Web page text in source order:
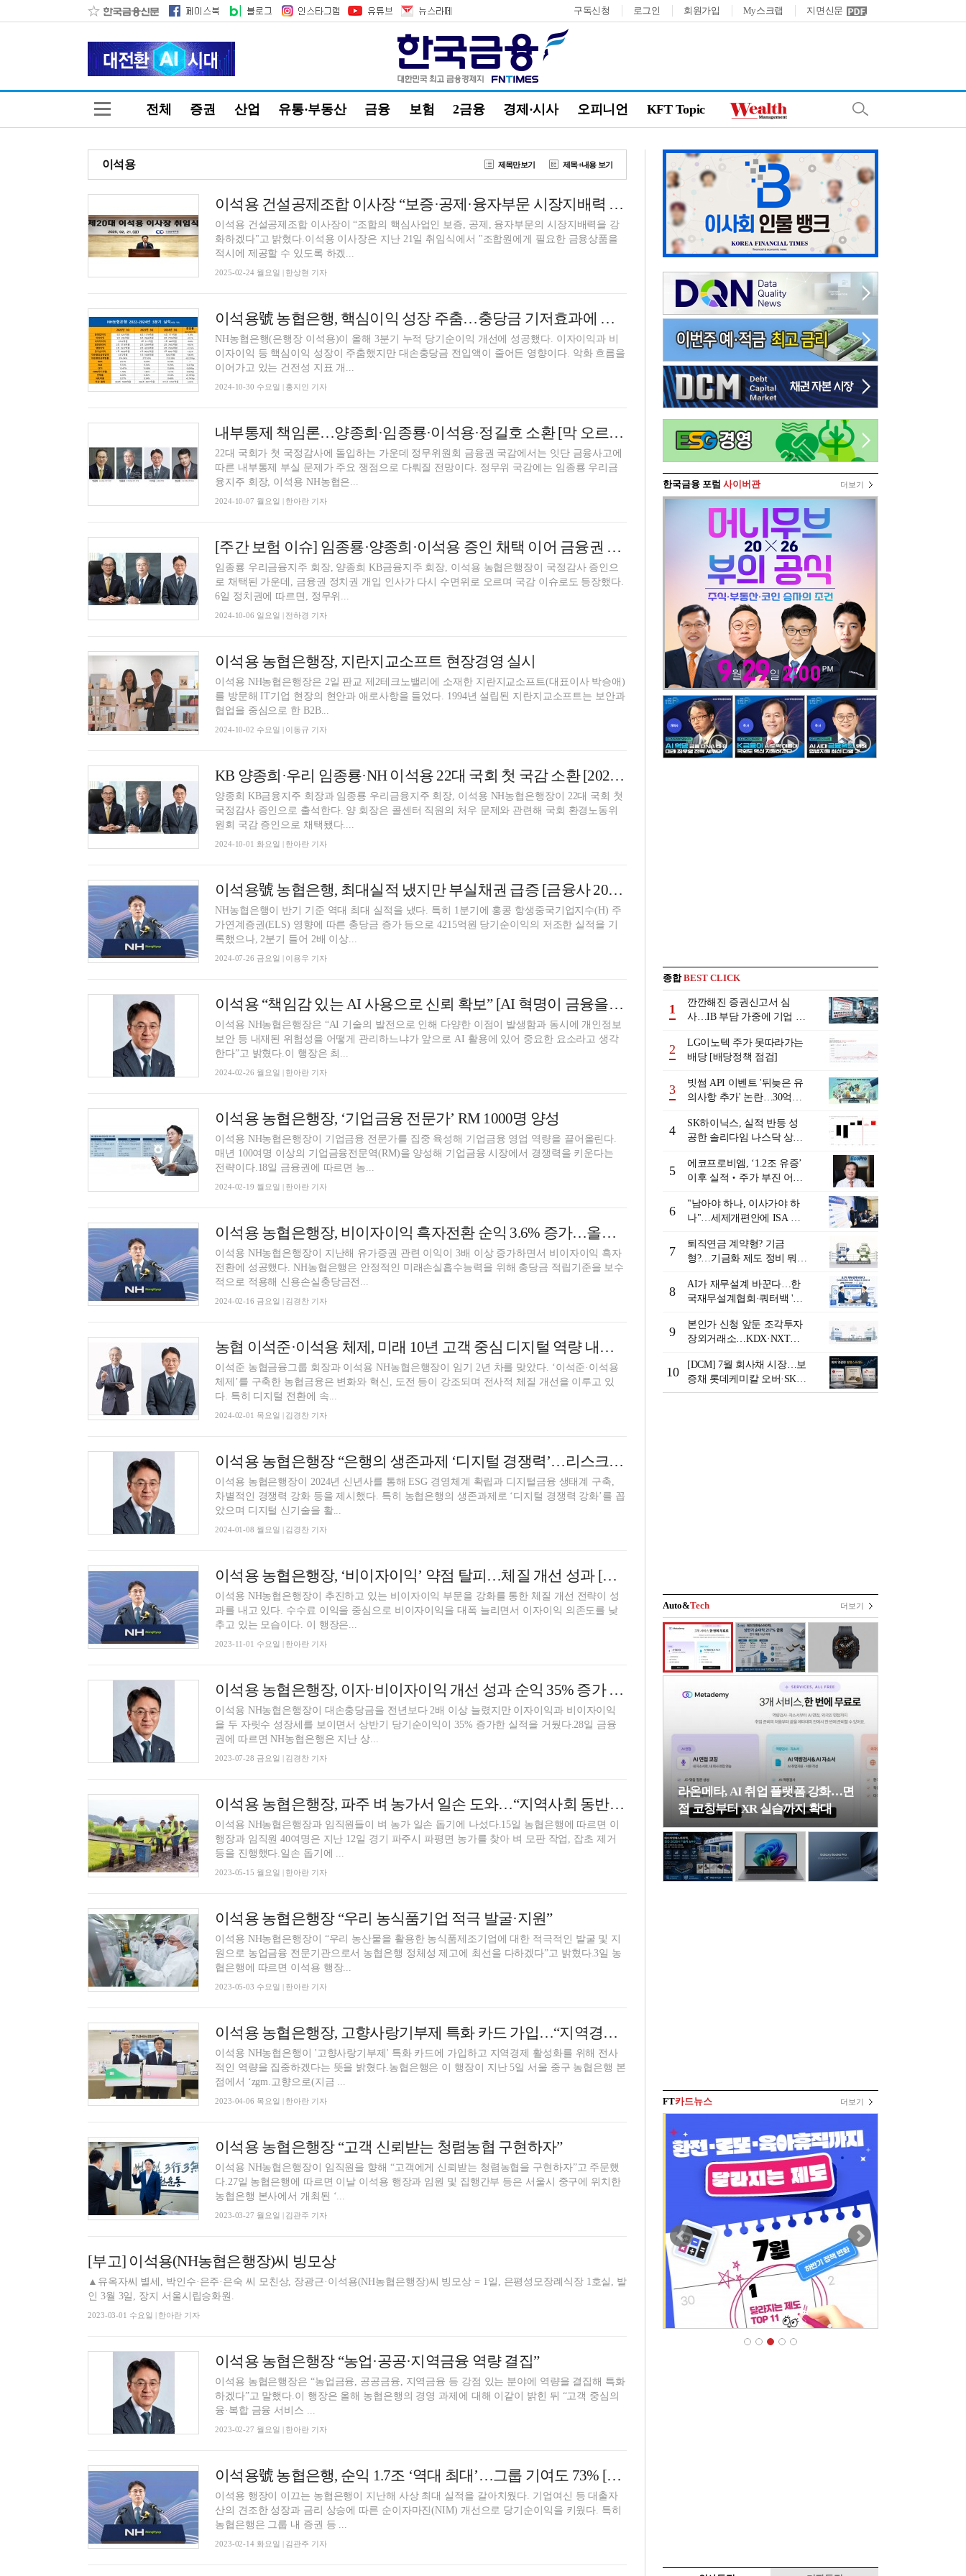
구독신청 로그인 회원가입 My스크랩 지면신문
전체 증권 산업 유통·부동산 금융 보험 2금융 경제·시사 오피니언 KFT Topic
이석용 제목만보기 제목+내용 보기
이석용 건설공제조합 이사장 “보증·공제·융자부문 시장지배력 강화할 것”
이석용 건설공제조합 이사장이 “조합의 핵심사업인 보증, 공제, 융자부문의 시장지배력을 강
화하겠다"고 밝혔다.이석용 이사장은 지난 21일 취임식에서 "조합원에게 필요한 금융상품을
적시에 제공할 수 있도록 하겠...
2025-02-24 월요일 | 한상현 기자
이석용號 농협은행, 핵심이익 성장 주춤…충당금 기저효과에 순익 방어 성공 [금융사 2024 3분기 실적]
NH농협은행(은행장 이석용)이 올해 3분기 누적 당기순이익 개선에 성공했다. 이자이익과 비
이자이익 등 핵심이익 성장이 주춤했지만 대손충당금 전입액이 줄어든 영향이다. 악화 흐름을
이어가고 있는 건전성 지표 개...
2024-10-30 수요일 | 홍지인 기자
내부통제 책임론…양종희·임종룡·이석용·정길호 소환 [막 오르는 2024 국감]
22대 국회가 첫 국정감사에 돌입하는 가운데 정무위원회 금융권 국감에서는 잇단 금융사고에
따른 내부통제 부실 문제가 주요 쟁점으로 다뤄질 전망이다. 정무위 국감에는 임종룡 우리금
융지주 회장, 이석용 NH농협은...
2024-10-07 월요일 | 한아란 기자
[주간 보험 이슈] 임종룡·양종희·이석용 증인 채택 이어 금융권 낙하산 인사 국감 이슈되나 外
임종룡 우리금융지주 회장, 양종희 KB금융지주 회장, 이석용 농협은행장이 국정감사 증인으
로 채택된 가운데, 금융권 정치권 개입 인사가 다시 수면위로 오르며 국감 이슈로도 등장했다.
6일 정치권에 따르면, 정무위...
2024-10-06 일요일 | 전하경 기자
이석용 농협은행장, 지란지교소프트 현장경영 실시
이석용 NH농협은행장은 2일 판교 제2테크노밸리에 소재한 지란지교소프트(대표이사 박승애)
를 방문해 IT기업 현장의 현안과 애로사항을 들었다. 1994년 설립된 지란지교소프트는 보안과
협업을 중심으로 한 B2B...
2024-10-02 수요일 | 이동규 기자
KB 양종희·우리 임종룡·NH 이석용 22대 국회 첫 국감 소환 [2024 국감]
양종희 KB금융지주 회장과 임종룡 우리금융지주 회장, 이석용 NH농협은행장이 22대 국회 첫
국정감사 증인으로 출석한다. 양 회장은 콜센터 직원의 처우 문제와 관련해 국회 환경노동위
원회 국감 증인으로 채택됐다....
2024-10-01 화요일 | 한아란 기자
이석용號 농협은행, 최대실적 냈지만 부실채권 급증 [금융사 2024 상반기 실적]
NH농협은행이 반기 기준 역대 최대 실적을 냈다. 특히 1분기에 홍콩 항생중국기업지수(H) 주
가연계증권(ELS) 영향에 따른 충당금 증가 등으로 4215억원 당기순이익의 저조한 실적을 기
록했으나, 2분기 들어 2배 이상...
2024-07-26 금요일 | 이용우 기자
이석용 “책임감 있는 AI 사용으로 신뢰 확보” [AI 혁명이 금융을 바꾼다]
이석용 NH농협은행장은 “AI 기술의 발전으로 인해 다양한 이점이 발생함과 동시에 개인정보
보안 등 내재된 위험성을 어떻게 관리하느냐가 앞으로 AI 활용에 있어 중요한 요소라고 생각
한다”고 밝혔다.이 행장은 최...
2024-02-26 월요일 | 한아란 기자
이석용 농협은행장, ‘기업금융 전문가’ RM 1000명 양성
이석용 NH농협은행장이 기업금융 전문가를 집중 육성해 기업금융 영업 역량을 끌어올린다.
매년 100여명 이상의 기업금융전문역(RM)을 양성해 기업금융 시장에서 경쟁력을 키운다는
전략이다.18일 금융권에 따르면 농...
2024-02-19 월요일 | 한아란 기자
이석용 농협은행장, 비이자이익 흑자전환 순익 3.6% 증가…올해 디지털 강화 총력 [금융사 2023 실적]
이석용 NH농협은행장이 지난해 유가증권 관련 이익이 3배 이상 증가하면서 비이자이익 흑자
전환에 성공했다. NH농협은행은 안정적인 미래손실흡수능력을 위해 충당금 적립기준을 보수
적으로 적용해 신용손실충당금전...
2024-02-16 금요일 | 김경찬 기자
농협 이석준·이석용 체제, 미래 10년 고객 중심 디지털 역량 내재화 첫걸음
이석준 농협금융그룹 회장과 이석용 NH농협은행장이 임기 2년 차를 맞았다. ‘이석준·이석용
체제’를 구축한 농협금융은 변화와 혁신, 도전 등이 강조되며 전사적 체질 개선을 이루고 있
다. 특히 디지털 전환에 속...
2024-02-01 목요일 | 김경찬 기자
이석용 농협은행장 “은행의 생존과제 ‘디지털 경쟁력’…리스크관리 선제적 강화해야” [2024 신년사]
이석용 농협은행장이 2024년 신년사를 통해 ESG 경영체계 확립과 디지털금융 생태계 구축,
차별적인 경쟁력 강화 등을 제시했다. 특히 농협은행의 생존과제로 ‘디지털 경쟁력 강화’를 꼽
았으며 디지털 신기술을 활...
2024-01-08 월요일 | 김경찬 기자
이석용 농협은행장, ‘비이자이익’ 약점 탈피…체질 개선 성과 [금융사 2023 3분기 실적]
이석용 NH농협은행장이 추진하고 있는 비이자이익 부문을 강화를 통한 체질 개선 전략이 성
과를 내고 있다. 수수료 이익을 중심으로 비이자이익을 대폭 늘리면서 이자이익 의존도를 낮
추고 있는 모습이다. 이 행장은...
2023-11-01 수요일 | 한아란 기자
이석용 농협은행장, 이자·비이자이익 개선 성과 순익 35% 증가 [금융사 2023 상반기 경영실적]
이석용 NH농협은행장이 대손충당금을 전년보다 2배 이상 늘렸지만 이자이익과 비이자이익
을 두 자릿수 성장세를 보이면서 상반기 당기순이익이 35% 증가한 실적을 거뒀다.28일 금융
권에 따르면 NH농협은행은 지난 상...
2023-07-28 금요일 | 김경찬 기자
이석용 농협은행장, 파주 벼 농가서 일손 도와…“지역사회 동반자 역할”
이석용 NH농협은행장과 임직원들이 벼 농가 일손 돕기에 나섰다.15일 농협은행에 따르면 이
행장과 임직원 40여명은 지난 12일 경기 파주시 파평면 농가를 찾아 벼 모판 작업, 잡초 제거
등을 진행했다.일손 돕기에 ...
2023-05-15 월요일 | 한아란 기자
이석용 농협은행장 “우리 농식품기업 적극 발굴·지원”
이석용 NH농협은행장이 “우리 농산물을 활용한 농식품제조기업에 대한 적극적인 발굴 및 지
원으로 농업금융 전문기관으로서 농협은행 정체성 제고에 최선을 다하겠다”고 밝혔다.3일 농
협은행에 따르면 이석용 행장...
2023-05-03 수요일 | 한아란 기자
이석용 농협은행장, 고향사랑기부제 특화 카드 가입…“지역경제 활성화”
이석용 NH농협은행이 '고향사랑기부제' 특화 카드에 가입하고 지역경제 활성화를 위해 전사
적인 역량을 집중하겠다는 뜻을 밝혔다.농협은행은 이 행장이 지난 5일 서울 중구 농협은행 본
점에서 ‘zgm.고향으로(지금 ...
2023-04-06 목요일 | 한아란 기자
이석용 농협은행장 “고객 신뢰받는 청렴농협 구현하자”
이석용 NH농협은행장이 임직원을 향해 “고객에게 신뢰받는 청렴농협을 구현하자”고 주문했
다.27일 농협은행에 따르면 이날 이석용 행장과 임원 및 집행간부 등은 서울시 중구에 위치한
농협은행 본사에서 개최된 ‘...
2023-03-27 월요일 | 김관주 기자
[부고] 이석용(NH농협은행장)씨 빙모상
▲유옥자씨 별세, 박인수·은주·은숙 씨 모친상, 장광근·이석용(NH농협은행장)씨 빙모상 = 1일, 은평성모장례식장 1호실, 발
인 3월 3일, 장지 서울시립승화원.
2023-03-01 수요일 | 한아란 기자
이석용 농협은행장 “농업·공공·지역금융 역량 결집”
이석용 농협은행장은 “농업금융, 공공금융, 지역금융 등 강점 있는 분야에 역량을 결집해 특화
하겠다”고 말했다.이 행장은 올해 농협은행의 경영 과제에 대해 이같이 밝힌 뒤 “고객 중심의
융·복합 금융 서비스 ...
2023-02-27 월요일 | 한아란 기자
이석용號 농협은행, 순익 1.7조 ‘역대 최대’…그룹 기여도 73% [금융사 2022 실적]
이석용 행장이 이끄는 농협은행이 지난해 사상 최대 실적을 갈아치웠다. 기업여신 등 대출자
산의 견조한 성장과 금리 상승에 따른 순이자마진(NIM) 개선으로 당기순이익을 키웠다. 특히
농협은행은 그룹 내 증권 등 ...
2023-02-14 화요일 | 김관주 기자
한국금융 포럼 사이버관 더보기
종합BEST CLICK
1
깐깐해진 증권신고서 심
사…IB 부담 가중에 기업 자
2
LG이노텍 주가 못따라가는
배당 [배당정책 점검]
3
빗썸 API 이벤트 '뒤늦은 유
의사항 추가' 논란…30억원
발
4
SK하이닉스, 실적 반등 성
공한 솔리다임 나스닥 상장
5
에코프로비엠, ‘1.2조 유증’
이후 실적‧주가 부진 어쩌
6
"남아야 하나, 이사가야 하
나"…세제개편안에 ISA 투
7
퇴직연금 계약형? 기금
형?…기금화 제도 정비 뭐길
(상)]
8
AI가 재무설계 바꾼다…한
국재무설계협회·쿼터백 '베
9
본인가 신청 앞둔 조각투자
장외거래소…KDX·NXT컨
10
[DCM] 7월 회사채 시장…보
증채 롯데케미칼 오버·SK에
코플랜트 언더 [7월 리뷰①]
Auto&Tech 더보기
라온메타, AI 취업 플랫폼 강화…면
접 코칭부터 XR 실습까지 확대
FT카드뉴스 더보기